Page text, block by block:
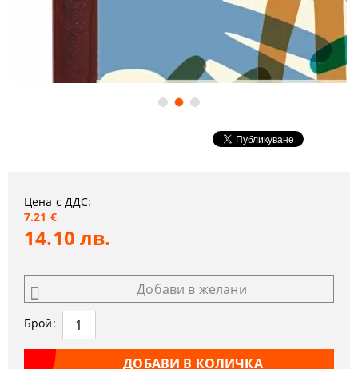
Цена с ДДС:
7.21 €
14.10 лв.
Добави в желани
Брой: